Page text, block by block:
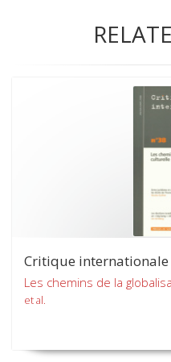
Critique internationale
Les chemins de la
et al.